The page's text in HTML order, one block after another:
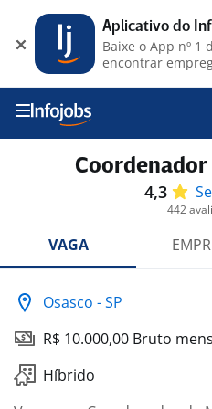
Coordenador
4,3
442
VAGA
Osasco - SP
R$ 10.000,00 Bruto
Híbrido
Aplicativo do
Baixe o App nº 1
encontrar